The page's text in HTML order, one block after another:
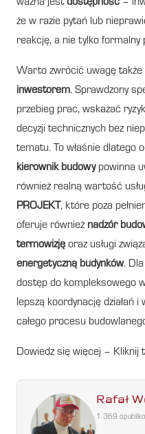
ważna jestdostępność –
że w razie pytań lub
reakcję, a nie tylko formalny
Warto zwrócić uwagę także
inwestorem. Sprawdzony
przebieg prac, wskazać
decyzji technicznych bez
tematu. To właśnie dlatego
kierownik budowypowinna
również realną wartość
PROJEKT, które poza
oferuje również nadzór
termowizję oraz usługi
energetyczną budynków.
dostęp do kompleksowego
lepszą koordynację działań
całego procesu
Dowiedz się więcej – Kliknij
Rafał
1 369